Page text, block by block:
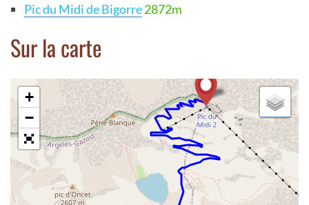
Pic du Midi de Bigorre2872m
Sur la carte
+
−